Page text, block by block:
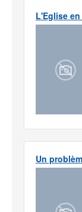
L'Eglise
Un